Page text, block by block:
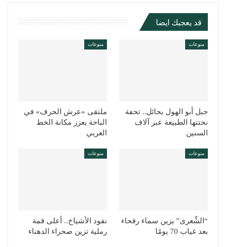
قد يعجبك ايضا
منوعات
جبل أبو الهول بحائل.. تحفة
نحتتها الطبيعة عبر آلاف
السنين
منوعات
ملتقى «عرش الحرف» في
الباحة يعزز مكانة الخط
العربي
منوعات
“الشِّعرى” يزين سماء رفحاء
بعد غياب 70 يومًا
منوعات
نفود الأشياخ.. أعلى قمة
رملية تزين صحراء الدهناء